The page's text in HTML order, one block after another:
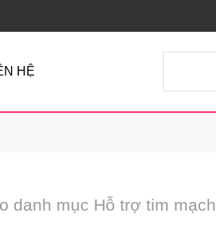
HỆ
danh mục Hỗ trợ tim mạch